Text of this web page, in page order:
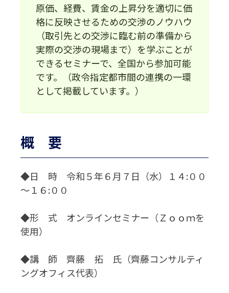
原価、経費、賃金の上昇分を適切に価
格に反映させるための交渉のノウハウ
（取引先との交渉に臨む前の準備から
実際の交渉の現場まで）を学ぶことが
できるセミナーで、全国から参加可能
です。（政令指定都市間の連携の一環
として掲載しています。）
概 要
◆日 時 令和５年６月７日（水）１４:００
～１６:００
◆形 式 オンラインセミナー（Ｚｏｏｍを
使用）
◆講 師 齊藤 拓 氏（齊藤コンサルティ
ングオフィス代表）